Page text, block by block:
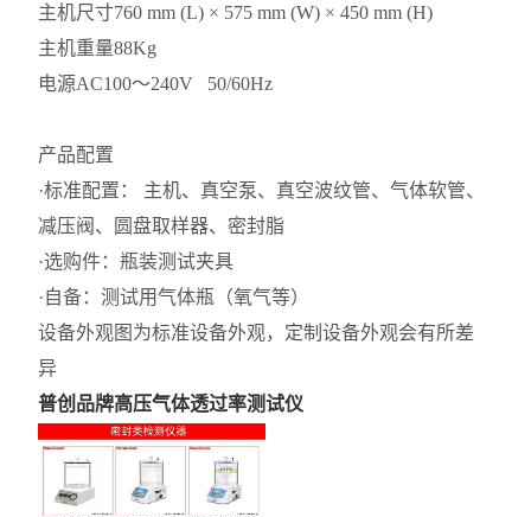
主机尺寸760 mm (L) × 575 mm (W) × 450 mm (H)
主机重量88Kg
电源AC100～240V 50/60Hz
产品配置
·标准配置： 主机、真空泵、真空波纹管、气体软管、
减压阀、圆盘取样器、密封脂
·选购件：瓶装测试夹具
·自备：测试用气体瓶（氧气等）
设备外观图为标准设备外观，定制设备外观会有所差
异
普创品牌高压气体透过率测试仪